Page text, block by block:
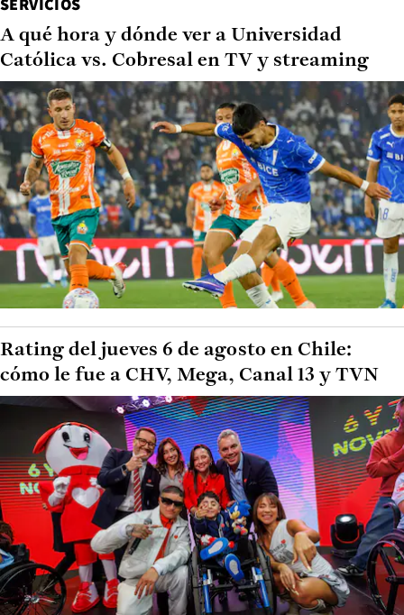
A qué hora y dónde ver a Universidad
Católica vs. Cobresal en TV y streaming
Rating del jueves 6 de agosto en Chile:
cómo le fue a CHV, Mega, Canal 13 y TVN